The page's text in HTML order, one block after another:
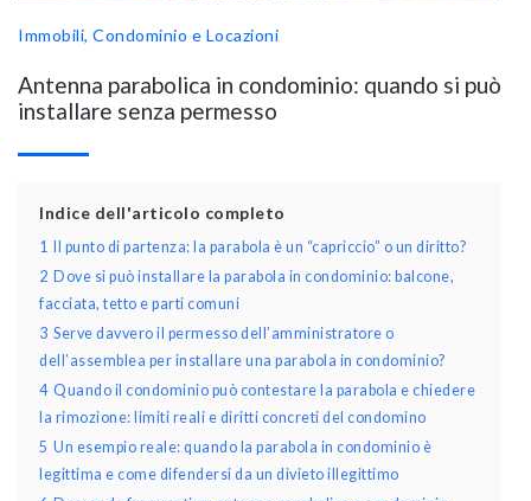
Immobili, Condominio e Locazioni
Antenna parabolica in condominio: quando si può
installare senza permesso
Indice dell'articolo completo
1
Il punto di partenza: la parabola è un “capriccio” o un diritto?
2 Dove si può installare la parabola in condominio: balcone,
facciata, tetto e parti comuni
3 Serve davvero il permesso dell’amministratore o
dell’assemblea per installare una parabola in condominio?
4 Quando il condominio può contestare la parabola e chiedere
la rimozione: limiti reali e diritti concreti del condomino
5 Un esempio reale: quando la parabola in condominio è
legittima e come difendersi da un divieto illegittimo